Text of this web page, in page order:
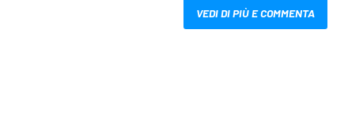
VEDI DI PIÙ E COMMENTA